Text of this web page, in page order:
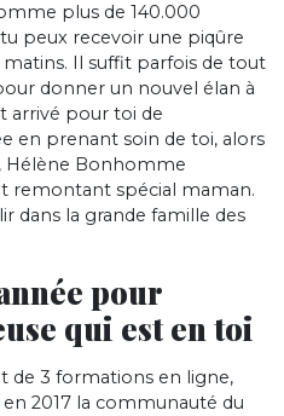
plus de 140.000
peux recevoir une piqûre
Il suffit parfois de tout
donner un nouvel élan à
arrivé pour toi de
en prenant soin de toi, alors
Hélène Bonhomme
remontant spécial maman.
dans la grande famille des
pour
qui est en toi
de 3 formations en ligne,
2017 la communauté du